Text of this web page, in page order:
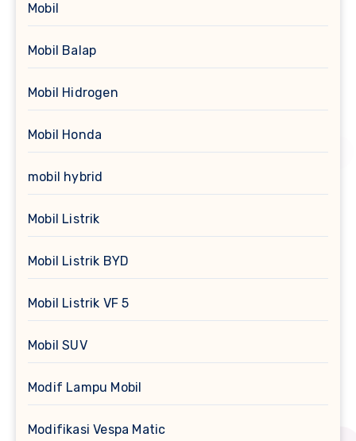
Mobil
Mobil Balap
Mobil Hidrogen
Mobil Honda
mobil hybrid
Mobil Listrik
Mobil Listrik BYD
Mobil Listrik VF 5
Mobil SUV
Modif Lampu Mobil
Modifikasi Vespa Matic